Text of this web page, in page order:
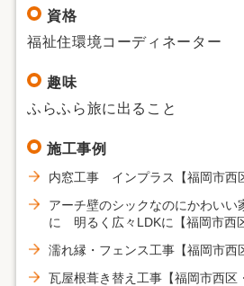
資格
福祉住環境コーディネーター
趣味
ふらふら旅に出ること
施工事例
内窓工事 インプラス【福岡市西
アーチ壁のシックなのにかわい
に 明るく広々LDKに【福岡市西
濡れ縁・フェンス工事【福岡市西
瓦屋根葺き替え工事【福岡市西区